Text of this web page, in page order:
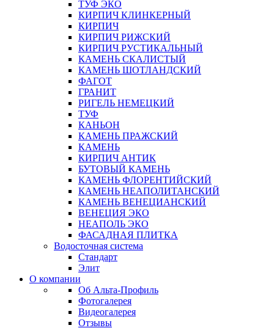
ТУФ ЭКО
КИРПИЧ КЛИНКЕРНЫЙ
КИРПИЧ
КИРПИЧ РИЖСКИЙ
КИРПИЧ РУСТИКАЛЬНЫЙ
КАМЕНЬ СКАЛИСТЫЙ
КАМЕНЬ ШОТЛАНДСКИЙ
ФАГОТ
ГРАНИТ
РИГЕЛЬ НЕМЕЦКИЙ
ТУФ
КАНЬОН
КАМЕНЬ ПРАЖСКИЙ
КАМЕНЬ
КИРПИЧ АНТИК
БУТОВЫЙ КАМЕНЬ
КАМЕНЬ ФЛОРЕНТИЙСКИЙ
КАМЕНЬ НЕАПОЛИТАНСКИЙ
КАМЕНЬ ВЕНЕЦИАНСКИЙ
ВЕНЕЦИЯ ЭКО
НЕАПОЛЬ ЭКО
ФАСАДНАЯ ПЛИТКА
Водосточная система
Стандарт
Элит
О компании
Об Альта-Профиль
Фотогалерея
Видеогалерея
Отзывы